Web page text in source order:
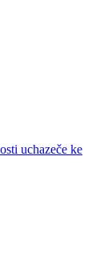
uchazeče ke